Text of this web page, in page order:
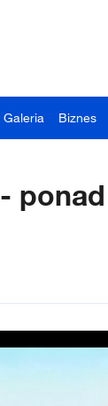
Galeria Biznes